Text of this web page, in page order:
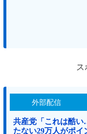
ス
外部配信
共産党「これは酷
たない29万人がポイ